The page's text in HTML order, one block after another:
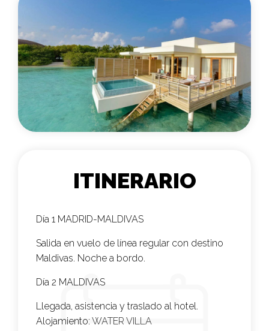
ITINERARIO
Día 1 MADRID-MALDIVAS
Salida en vuelo de línea regular con destino
Maldivas. Noche a bordo.
Día 2 MALDIVAS
Llegada, asistencia y traslado al hotel.
Alojamiento: WATER VILLA